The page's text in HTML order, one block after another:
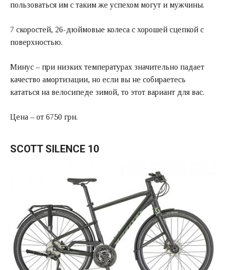
пользоваться им с таким же успехом могут и мужчины.
7 скоростей, 26-дюймовые колеса с хорошей сцепкой с
поверхностью.
Минус – при низких температурах значительно падает
качество амортизации, но если вы не собираетесь
кататься на велосипеде зимой, то этот вариант для вас.
Цена – от 6750 грн.
SCOTT SILENCE 10